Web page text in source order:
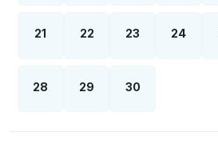
21 22 23 24
28 29 30